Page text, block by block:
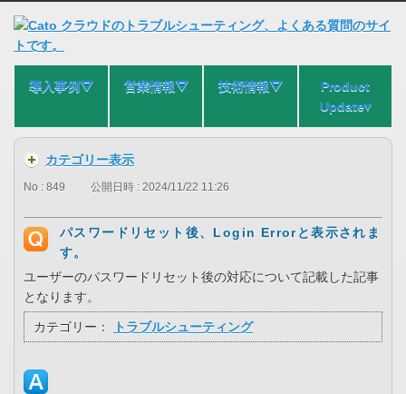
導入事例⛛ 営業情報⛛ 技術情報⛛
Product
Update▾
カテゴリー表示
No : 849 公開日時 : 2024/11/22 11:26
パスワードリセット後、Login Errorと表示されま
す。
ユーザーのパスワードリセット後の対応について記載した記事
となります。
カテゴリー： トラブルシューティング